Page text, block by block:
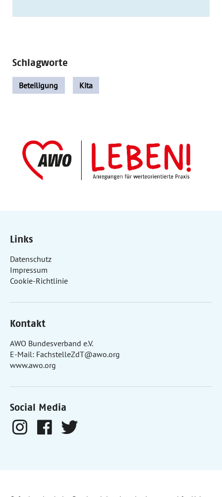
Schlagworte
Beteiligung Kita
Links
Datenschutz
Impressum
Cookie-Richtlinie
Kontakt
AWO Bundesverband e.V.
E-Mail: FachstelleZdT@awo.org
www.awo.org
Social Media